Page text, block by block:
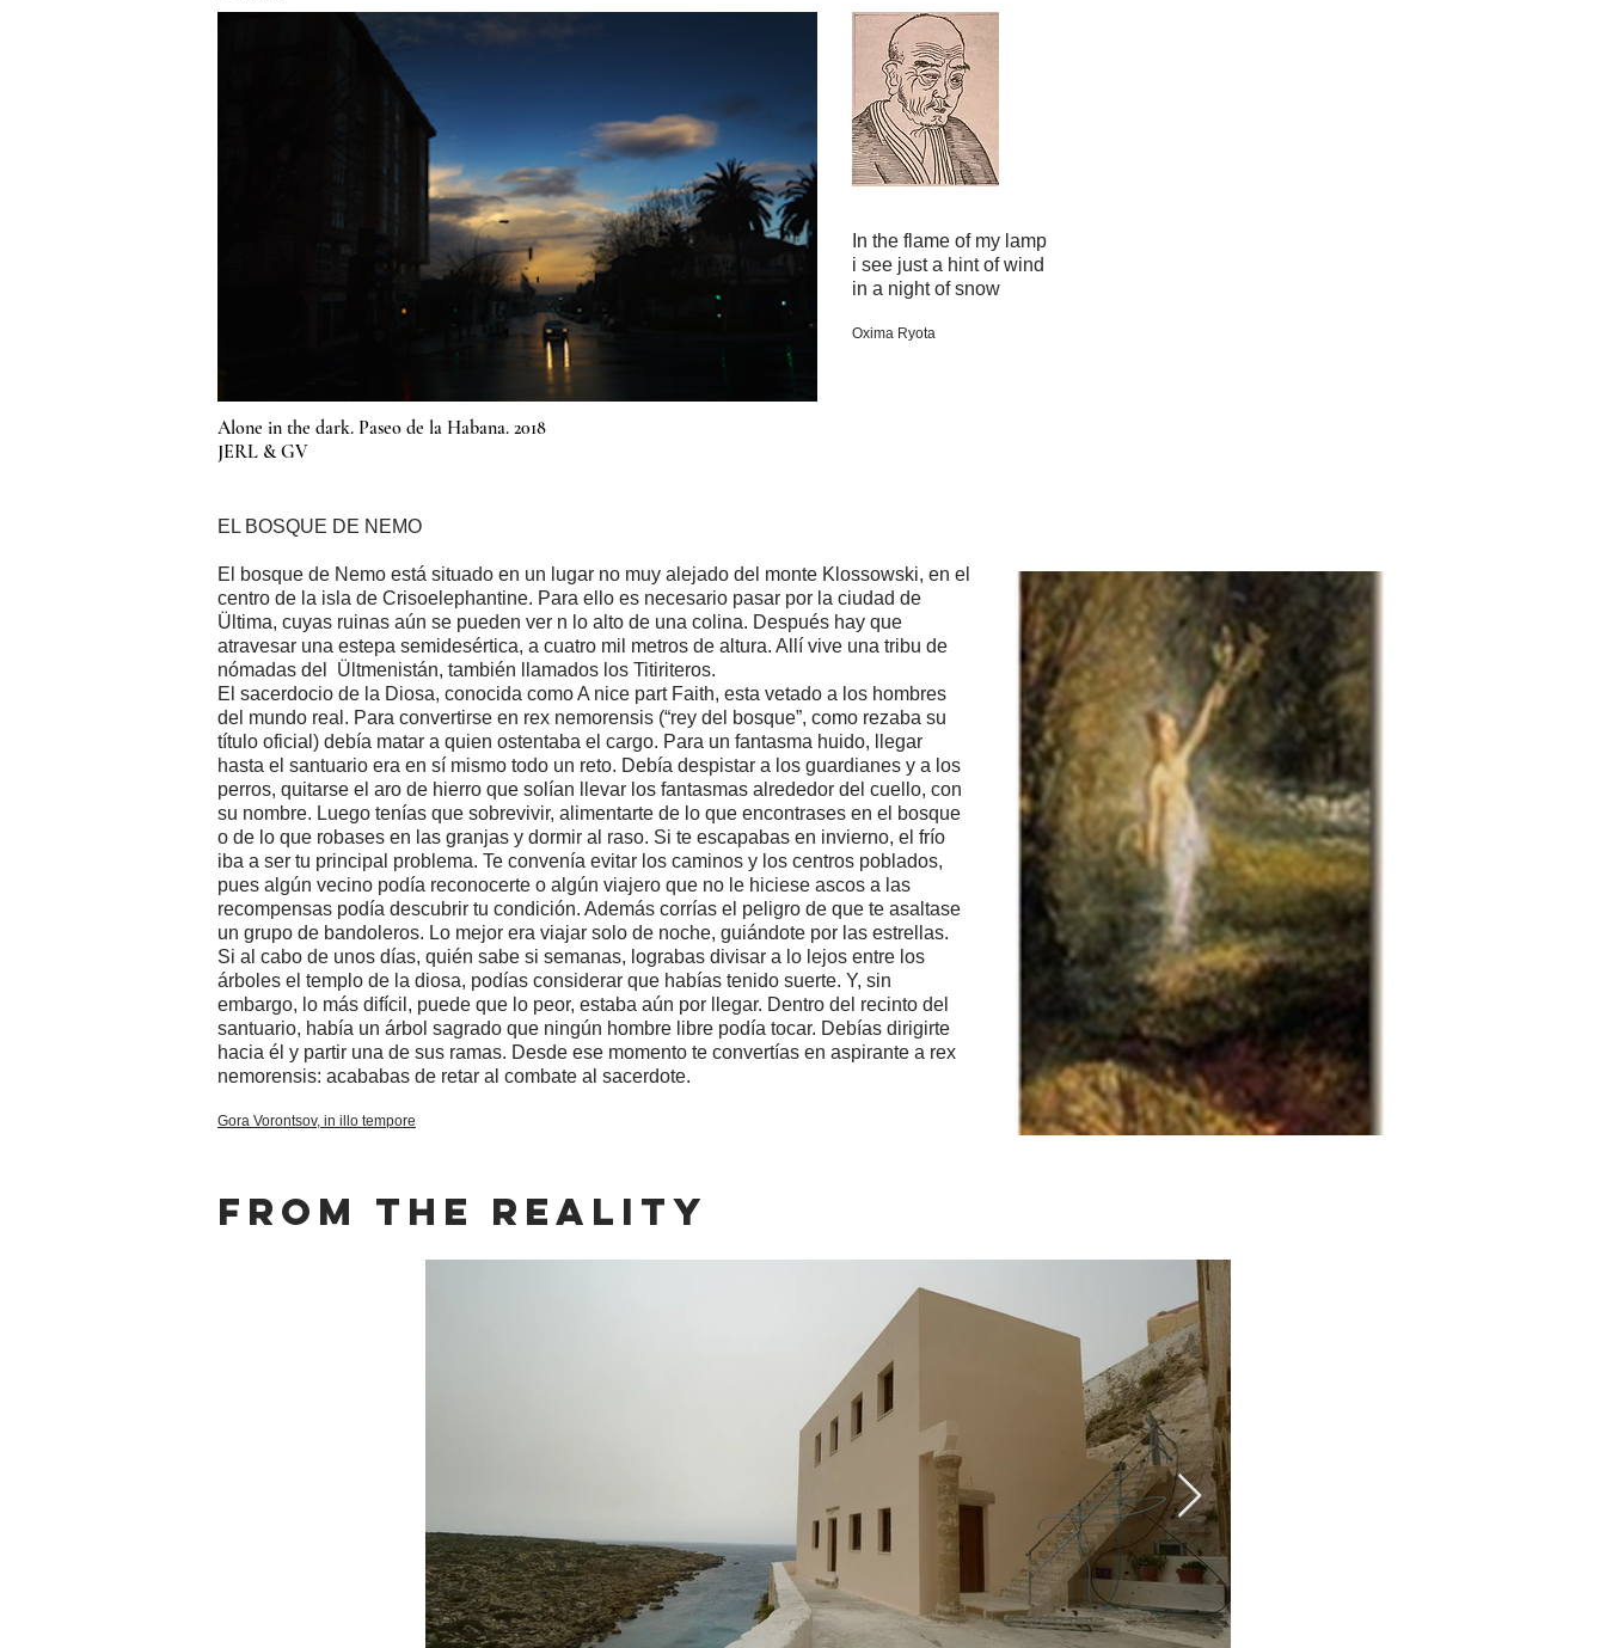
In the flame of my lamp
i see just a hint of wind
in a night of snow
Oxima Ryota
Alone in the dark. Paseo de la Habana. 2018
JERL & GV
EL BOSQUE DE NEMO
El bosque de Nemo está situado en un lugar no muy alejado del monte Klossowski, en el
centro de la isla de Crisoelephantine. Para ello es necesario pasar por la ciudad de
Ültima, cuyas ruinas aún se pueden ver n lo alto de una colina. Después hay que
atravesar una estepa semidesértica, a cuatro mil metros de altura. Allí vive una tribu de
nómadas del Ültmenistán, también llamados los Titiriteros.
El sacerdocio de la Diosa, conocida como A nice part Faith, esta vetado a los hombres
del mundo real. Para convertirse en rex nemorensis (“rey del bosque”, como rezaba su
título oficial) debía matar a quien ostentaba el cargo. Para un fantasma huido, llegar
hasta el santuario era en sí mismo todo un reto. Debía despistar a los guardianes y a los
perros, quitarse el aro de hierro que solían llevar los fantasmas alrededor del cuello, con
su nombre. Luego tenías que sobrevivir, alimentarte de lo que encontrases en el bosque
o de lo que robases en las granjas y dormir al raso. Si te escapabas en invierno, el frío
iba a ser tu principal problema. Te convenía evitar los caminos y los centros poblados,
pues algún vecino podía reconocerte o algún viajero que no le hiciese ascos a las
recompensas podía descubrir tu condición. Además corrías el peligro de que te asaltase
un grupo de bandoleros. Lo mejor era viajar solo de noche, guiándote por las estrellas.
Si al cabo de unos días, quién sabe si semanas, lograbas divisar a lo lejos entre los
árboles el templo de la diosa, podías considerar que habías tenido suerte. Y, sin
embargo, lo más difícil, puede que lo peor, estaba aún por llegar. Dentro del recinto del
santuario, había un árbol sagrado que ningún hombre libre podía tocar. Debías dirigirte
hacia él y partir una de sus ramas. Desde ese momento te convertías en aspirante a rex
nemorensis: acababas de retar al combate al sacerdote.
Gora Vorontsov, in illo tempore
From the reality